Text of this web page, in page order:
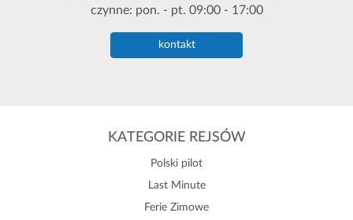
czynne: pon. - pt. 09:00 - 17:00
kontakt
KATEGORIE REJSÓW
Polski pilot
Last Minute
Ferie Zimowe